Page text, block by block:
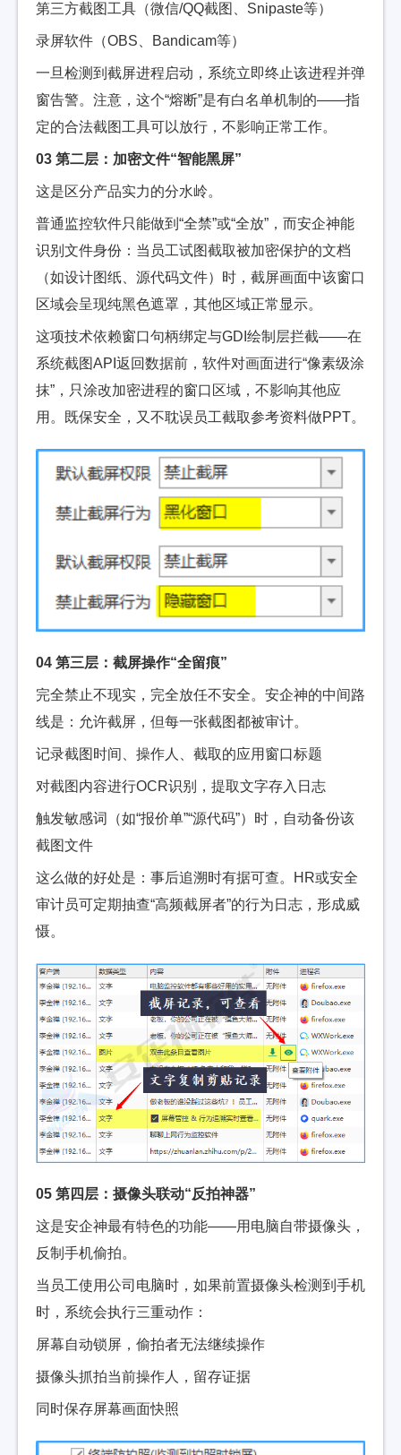
第三方截图工具（微信/QQ截图、Snipaste等）
录屏软件（OBS、Bandicam等）
一旦检测到截屏进程启动，系统立即终止该进程并弹
窗告警。注意，这个“熔断”是有白名单机制的——指
定的合法截图工具可以放行，不影响正常工作。
03 第二层：加密文件“智能黑屏”
这是区分产品实力的分水岭。
普通监控软件只能做到“全禁”或“全放”，而安企神能
识别文件身份：当员工试图截取被加密保护的文档
（如设计图纸、源代码文件）时，截屏画面中该窗口
区域会呈现纯黑色遮罩，其他区域正常显示。
这项技术依赖窗口句柄绑定与GDI绘制层拦截——在
系统截图API返回数据前，软件对画面进行“像素级涂
抹”，只涂改加密进程的窗口区域，不影响其他应
用。既保安全，又不耽误员工截取参考资料做PPT。
04 第三层：截屏操作“全留痕”
完全禁止不现实，完全放任不安全。安企神的中间路
线是：允许截屏，但每一张截图都被审计。
记录截图时间、操作人、截取的应用窗口标题
对截图内容进行OCR识别，提取文字存入日志
触发敏感词（如“报价单”“源代码”）时，自动备份该
截图文件
这么做的好处是：事后追溯时有据可查。HR或安全
审计员可定期抽查“高频截屏者”的行为日志，形成威
慑。
05 第四层：摄像头联动“反拍神器”
这是安企神最有特色的功能——用电脑自带摄像头，
反制手机偷拍。
当员工使用公司电脑时，如果前置摄像头检测到手机
时，系统会执行三重动作：
屏幕自动锁屏，偷拍者无法继续操作
摄像头抓拍当前操作人，留存证据
同时保存屏幕画面快照